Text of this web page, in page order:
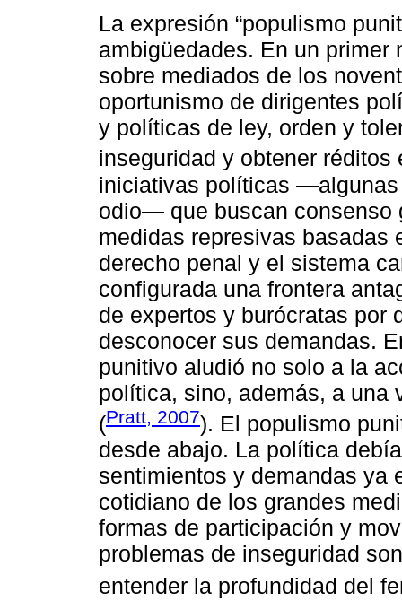
La expresión “populismo
ambigüedades. En un primer
sobre mediados de los
oportunismo de dirigentes
y políticas de ley, orden y
inseguridad y obtener réditos
iniciativas políticas
odio― que buscan consenso
medidas represivas basadas
derecho penal y el sistema
configurada una frontera
de expertos y burócratas por
desconocer sus demandas.
punitivo aludió no solo a la
política, sino, además, a una
(Pratt, 2007). El populismo
desde abajo. La política
sentimientos y demandas ya
cotidiano de los grandes
formas de participación y
problemas de inseguridad
entender la profundidad del